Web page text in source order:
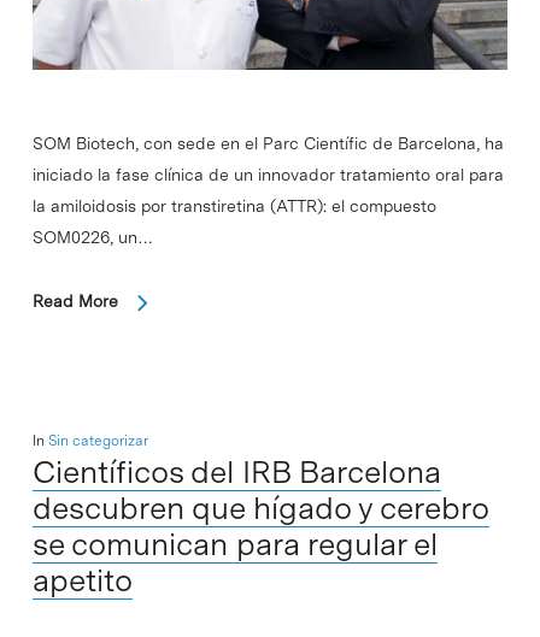
SOM Biotech, con sede en el Parc Científic de Barcelona, ha
iniciado la fase clínica de un innovador tratamiento oral para
la amiloidosis por transtiretina (ATTR): el compuesto
SOM0226, un…
Read More
In Sin categorizar
Científicos del IRB Barcelona
descubren que hígado y cerebro
se comunican para regular el
apetito